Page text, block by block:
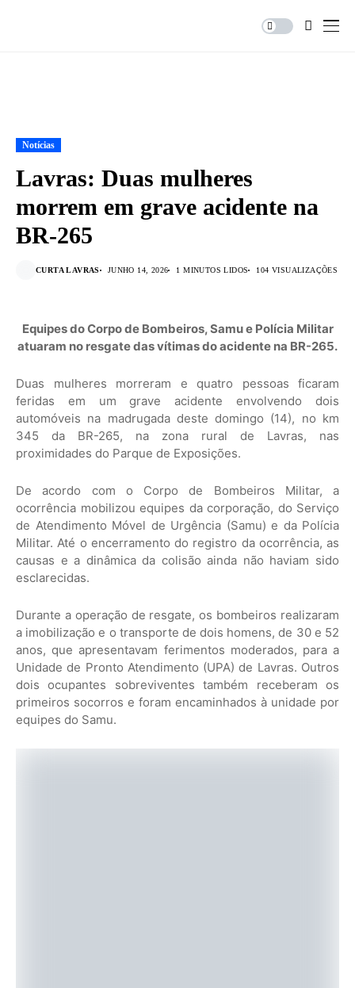
Notícias
Lavras: Duas mulheres
morrem em grave acidente na
BR-265
CURTA LAVRAS JUNHO 14, 2026 1 MINUTOS LIDOS 104 VISUALIZAÇÕES
Equipes do Corpo de Bombeiros, Samu e Polícia Militar
atuaram no resgate das vítimas do acidente na BR-265.
Duas mulheres morreram e quatro pessoas ficaram
feridas em um grave acidente envolvendo dois
automóveis na madrugada deste domingo (14), no km
345 da BR-265, na zona rural de Lavras, nas
proximidades do Parque de Exposições.
De acordo com o Corpo de Bombeiros Militar, a
ocorrência mobilizou equipes da corporação, do Serviço
de Atendimento Móvel de Urgência (Samu) e da Polícia
Militar. Até o encerramento do registro da ocorrência, as
causas e a dinâmica da colisão ainda não haviam sido
esclarecidas.
Durante a operação de resgate, os bombeiros realizaram
a imobilização e o transporte de dois homens, de 30 e 52
anos, que apresentavam ferimentos moderados, para a
Unidade de Pronto Atendimento (UPA) de Lavras. Outros
dois ocupantes sobreviventes também receberam os
primeiros socorros e foram encaminhados à unidade por
equipes do Samu.